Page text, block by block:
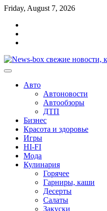
Перейти
содержимому
Friday, August 7, 2026
Авто
Автоновости
Автообзоры
ДТП
Бизнес
Красота и здоровье
Игры
HI-FI
Мода
Кулинария
Горячее
Гарниры, каши
Десерты
Салаты
Закуски